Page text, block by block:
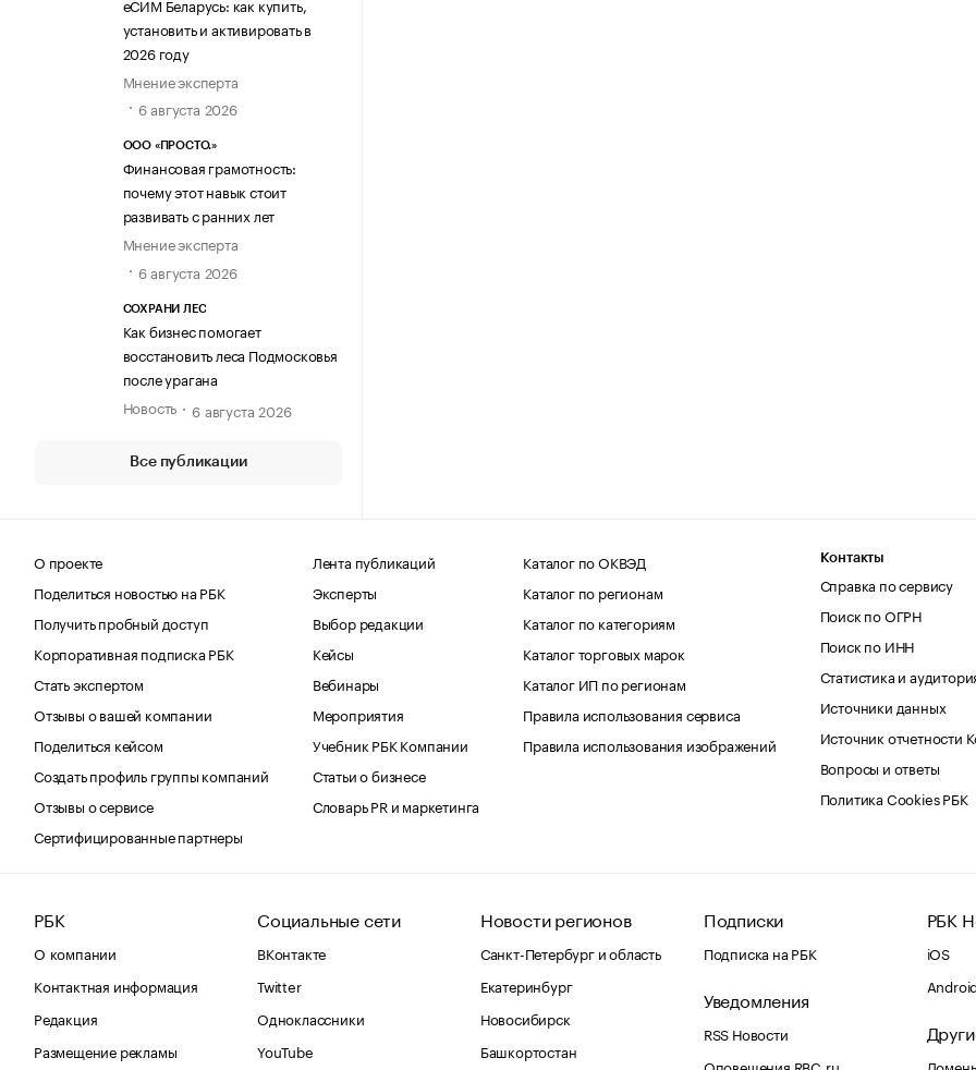
установить и активировать в
2026 году
Мнение эксперта
6 августа 2026
ООО «ПРОСТО.»
Финансовая грамотность:
почему этот навык стоит
развивать с ранних лет
Мнение эксперта
6 августа 2026
СОХРАНИ ЛЕС
Как бизнес помогает
восстановить леса Подмосковья
после урагана
Новость
6 августа 2026
Все публикации
О проекте
Поделиться новостью на РБК
Получить пробный доступ
Корпоративная подписка РБК
Стать экспертом
Отзывы о вашей компании
Поделиться кейсом
Создать профиль группы компаний
Отзывы о сервисе
Сертифицированные партнеры
Лента публикаций
Эксперты
Выбор редакции
Кейсы
Вебинары
Мероприятия
Учебник РБК Компании
Статьи о бизнесе
Словарь PR и маркетинга
Каталог по ОКВЭД
Каталог по регионам
Каталог по категориям
Каталог торговых марок
Каталог ИП по регионам
Правила использования сервиса
Правила использования изображений
Контакты
Справка по сервису
Поиск по ОГРН
Поиск по ИНН
Статистика и
Источники данных
Источник отчетности
Вопросы и ответы
Политика Cookies РБК
РБК
О компании
Контактная информация
Редакция
Размещение рекламы
Социальные сети
ВКонтакте
Twitter
Одноклассники
YouTube
Новости регионов
Санкт-Петербург и область
Екатеринбург
Новосибирск
Башкортостан
Подписки
Подписка на РБК
Уведомления
RSS Новости
Оповещения RBC.ru
РБК
iOS